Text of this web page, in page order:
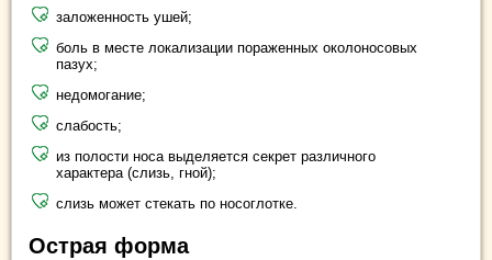
заложенность ушей;
боль в месте локализации пораженных околоносовых
пазух;
недомогание;
слабость;
из полости носа выделяется секрет различного
характера (слизь, гной);
слизь может стекать по носоглотке.
Острая форма